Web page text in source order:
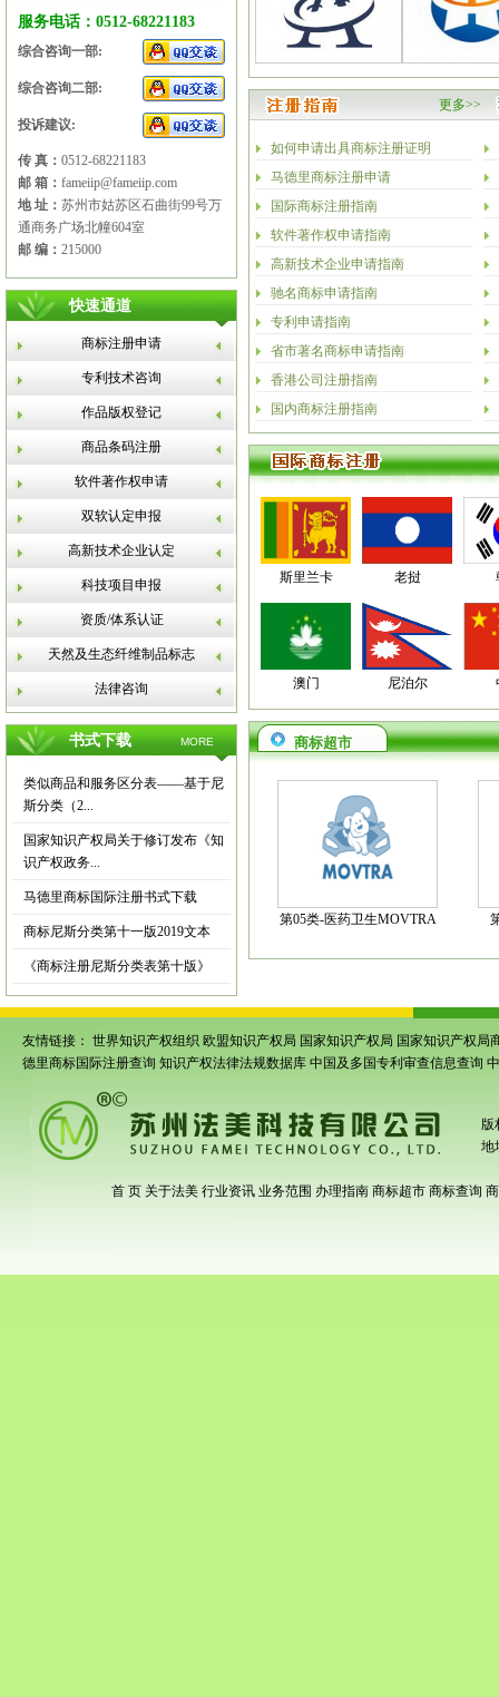
2025年劳动节放假安排的通知
2025年清明节放假安排的通知
服务电话：0512-68221183
综合咨询一部:
综合咨询二部:
投诉建议:
传 真： 0512-68221183
邮 箱： fameiip@fameiip.com
地 址： 苏州市姑苏区石曲街99号万
通商务广场北幢604室
邮 编： 215000
快速通道
商标注册申请
专利技术咨询
作品版权登记
商品条码注册
软件著作权申请
双软认定申报
高新技术企业认定
科技项目申报
资质/体系认证
天然及生态纤维制品标志
法律咨询
书式下载 MORE
类似商品和服务区分表——基于尼
斯分类（2...
国家知识产权局关于修订发布《知
识产权政务...
马德里商标国际注册书式下载
商标尼斯分类第十一版2019文本
《商标注册尼斯分类表第十版》
更多>>
如何申请出具商标注册证明
马德里商标注册申请
国际商标注册指南
软件著作权申请指南
高新技术企业申请指南
驰名商标申请指南
专利申请指南
省市著名商标申请指南
香港公司注册指南
国内商标注册指南
斯里兰卡 老挝
澳门 尼泊尔
商标超市
第05类-医药卫生MOVTRA
友情链接： 世界知识产权组织 欧盟知识产权局 国家知识产权局 国家知识产权局
德里商标国际注册查询 知识产权法律法规数据库 中国及多国专利审查信息查询
版
地
首 页 关于法美 行业资讯 业务范围 办理指南 商标超市 商标查询